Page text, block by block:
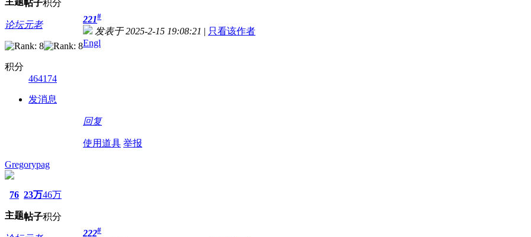
帖子积分
论坛元老
积分
464174
发消息
221#
发表于 2025-2-15 19:08:21 | 只看该作者
Engl
回复
使用道具 举报
Gregorypag
76
主题
23万
帖子
46万
积分
222#